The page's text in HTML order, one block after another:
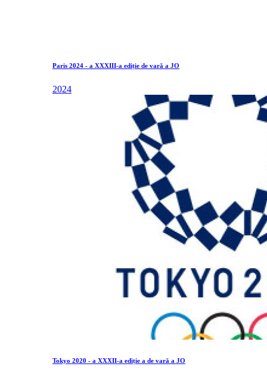
Paris 2024 - a XXXIII-a ediție de vară a JO
2024
Tokyo 2020 - a XXXII-a ediție a de vară a JO